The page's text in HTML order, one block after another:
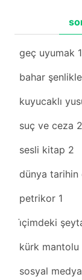
geç uyumak 1
bahar
kuyucaklı
suç ve ceza 2
sesli kitap 2
dünya tarihin
petrikor 1
i̇çimdeki
kürk mantolu
sosyal medya